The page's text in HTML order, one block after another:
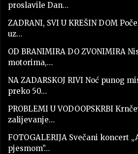
proslavile Dan…
ZADRANI, SVI U KREŠIN DOM
uz…
OD BRANIMIRA DO ZVONIMIRA
motorima,…
NA ZADARSKOJ RIVI Noć punog
preko 50…
PROBLEMI U VODOOPSKRBI
zalijevanje…
FOTOGALERIJA Svečani koncert
pjesmom”…